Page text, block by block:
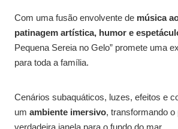
Com uma fusão envolvente de música
patinagem artística, humor e
Pequena Sereia no Gelo” promete uma
para toda a família.
Cenários subaquáticos, luzes, efeitos e
um ambiente imersivo, transformando o
verdadeira janela para o fundo do mar.